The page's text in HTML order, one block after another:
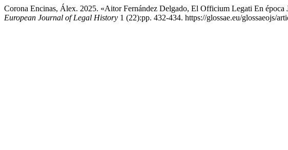
Corona Encinas, Álex. 2025. «Aitor Fernández Delgado, El Officium Legati En
European Journal of Legal History 1 (22):pp. 432-434. https://glossae.eu/glossaeojs/